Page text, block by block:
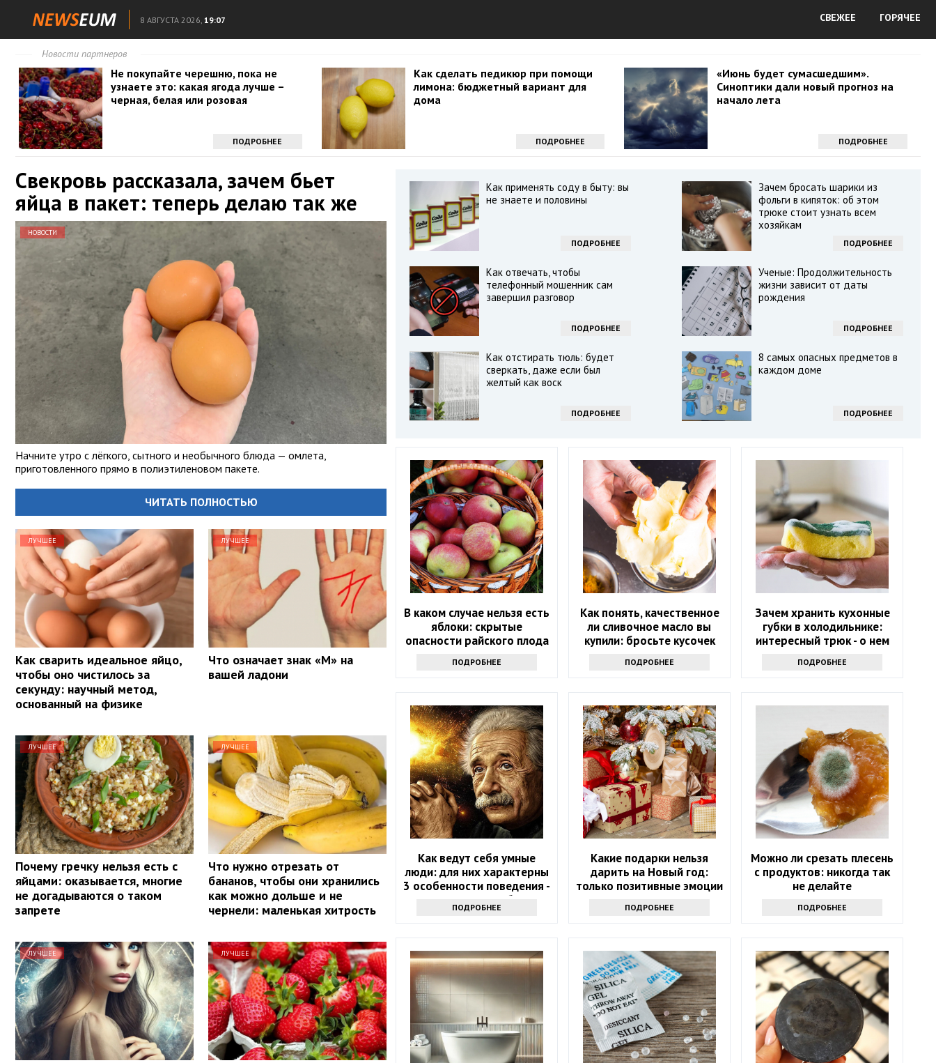
8 АВГУСТА 2026, 19:07 СВЕЖЕЕ ГОРЯЧЕЕ
Новости партнеров
Не покупайте черешню, пока не
узнаете это: какая ягода лучше –
черная, белая или розовая
ПОДРОБНЕЕ
Как сделать педикюр при помощи
лимона: бюджетный вариант для
дома
ПОДРОБНЕЕ
«Июнь будет сумасшедшим».
Синоптики дали новый прогноз на
начало лета
ПОДРОБНЕЕ
Свекровь рассказала, зачем бьет
яйца в пакет: теперь делаю так же
НОВОСТИ
Начните утро с лёгкого, сытного и необычного блюда — омлета,
приготовленного прямо в полиэтиленовом пакете.
ЧИТАТЬ ПОЛНОСТЬЮ
ЛУЧШЕЕ
Как сварить идеальное яйцо,
чтобы оно чистилось за
секунду: научный метод,
основанный на физике
ЛУЧШЕЕ
Что означает знак «М» на
вашей ладони
ЛУЧШЕЕ
Почему гречку нельзя есть с
яйцами: оказывается, многие
не догадываются о таком
запрете
ЛУЧШЕЕ
Что нужно отрезать от
бананов, чтобы они хранились
как можно дольше и не
чернели: маленькая хитрость
ЛУЧШЕЕ ЛУЧШЕЕ
Как применять соду в быту: вы
не знаете и половины
ПОДРОБНЕЕ
Зачем бросать шарики из
фольги в кипяток: об этом
трюке стоит узнать всем
хозяйкам
ПОДРОБНЕЕ
Как отвечать, чтобы
телефонный мошенник сам
завершил разговор
ПОДРОБНЕЕ
Ученые: Продолжительность
жизни зависит от даты
рождения
ПОДРОБНЕЕ
Как отстирать тюль: будет
сверкать, даже если был
желтый как воск
ПОДРОБНЕЕ
8 самых опасных предметов в
каждом доме
ПОДРОБНЕЕ
В каком случае нельзя есть
яблоки: скрытые
опасности райского плода
ПОДРОБНЕЕ
Как понять, качественное
ли сливочное масло вы
купили: бросьте кусочек
ПОДРОБНЕЕ
Зачем хранить кухонные
губки в холодильнике:
интересный трюк - о нем
продвинутые хозяйки
ПОДРОБНЕЕ
Как ведут себя умные
люди: для них характерны
3 особенности поведения -
проверьте себя
ПОДРОБНЕЕ
Какие подарки нельзя
дарить на Новый год:
только позитивные эмоции
ПОДРОБНЕЕ
Можно ли срезать плесень
с продуктов: никогда так
не делайте
ПОДРОБНЕЕ